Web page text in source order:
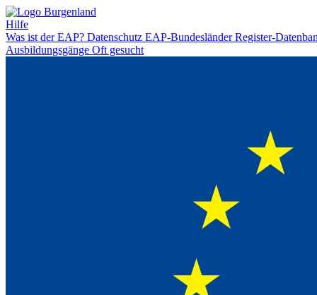
Hilfe
Was ist der EAP? Datenschutz EAP-BundesländerRegister-
Ausbildungsgänge Oft gesucht